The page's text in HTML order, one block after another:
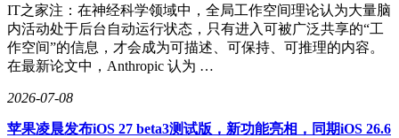
IT之家注：在神经科学领域中，全局工作空间理论认为大量脑
内活动处于后台自动运行状态，只有进入可被广泛共享的“工
作空间”的信息，才会成为可描述、可保持、可推理的内容。
在最新论文中，Anthropic 认为 …
2026-07-08
苹果凌晨发布iOS 27 beta3测试版，新功能亮相，同期iOS 26.6